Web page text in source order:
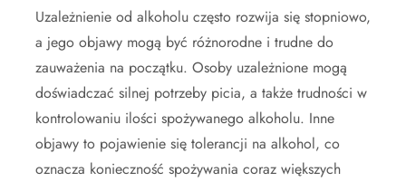
Uzależnienie od alkoholu często rozwija się stopniowo,
a jego objawy mogą być różnorodne i trudne do
zauważenia na początku. Osoby uzależnione mogą
doświadczać silnej potrzeby picia, a także trudności w
kontrolowaniu ilości spożywanego alkoholu. Inne
objawy to pojawienie się tolerancji na alkohol, co
oznacza konieczność spożywania coraz większych